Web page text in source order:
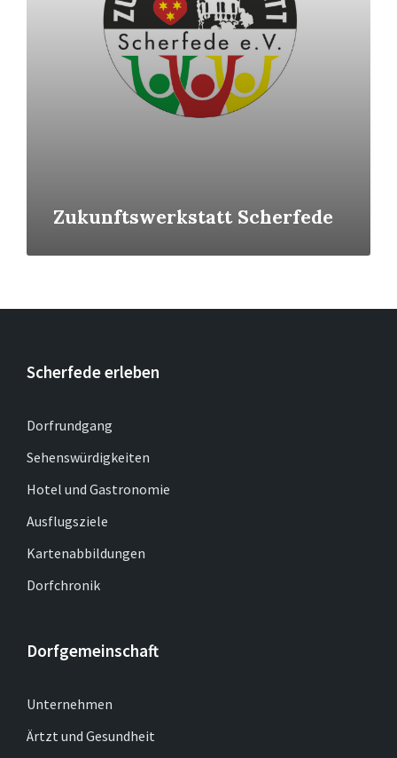
Zukunftswerkstatt Scherfede
Scherfede erleben
Dorfrundgang
Sehenswürdigkeiten
Hotel und Gastronomie
Ausflugsziele
Kartenabbildungen
Dorfchronik
Dorfgemeinschaft
Unternehmen
Ärtzt und Gesundheit